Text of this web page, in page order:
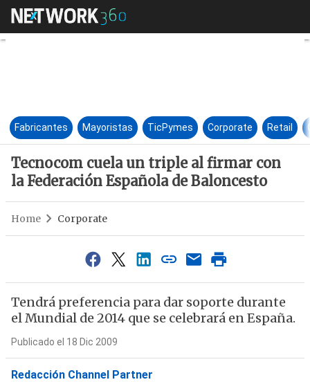
Tecnocom cuela un triple al
Fabricantes Mayoristas TicPymes Corporate Retail
Tecnocom cuela un triple al firmar con
la Federación Española de Baloncesto
Home Corporate
Tendrá preferencia para dar soporte durante
el Mundial de 2014 que se celebrará en España.
Publicado el 18 Dic 2009
Redacción Channel Partner